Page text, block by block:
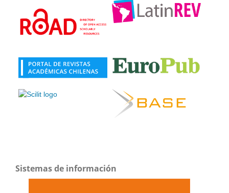
Sistemas de información